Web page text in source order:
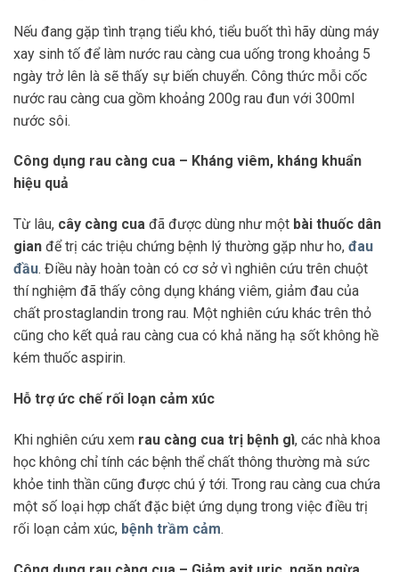
Nếu đang gặp tình trạng tiểu khó, tiểu buốt thì hãy dùng máy
xay sinh tố để làm nước rau càng cua uống trong khoảng 5
ngày trở lên là sẽ thấy sự biến chuyển. Công thức mỗi cốc
nước rau càng cua gồm khoảng 200g rau đun với 300ml
nước sôi.
Công dụng rau càng cua – Kháng viêm, kháng khuẩn
hiệu quả
Từ lâu, cây càng cua đã được dùng như một bài thuốc dân
gian để trị các triệu chứng bệnh lý thường gặp như ho, đau
đầu. Điều này hoàn toàn có cơ sở vì nghiên cứu trên chuột
thí nghiệm đã thấy công dụng kháng viêm, giảm đau của
chất prostaglandin trong rau. Một nghiên cứu khác trên thỏ
cũng cho kết quả rau càng cua có khả năng hạ sốt không hề
kém thuốc aspirin.
Hỗ trợ ức chế rối loạn cảm xúc
Khi nghiên cứu xem rau càng cua trị bệnh gì, các nhà khoa
học không chỉ tính các bệnh thể chất thông thường mà sức
khỏe tinh thần cũng được chú ý tới. Trong rau càng cua chứa
một số loại hợp chất đặc biệt ứng dụng trong việc điều trị
rối loạn cảm xúc, bệnh trầm cảm.